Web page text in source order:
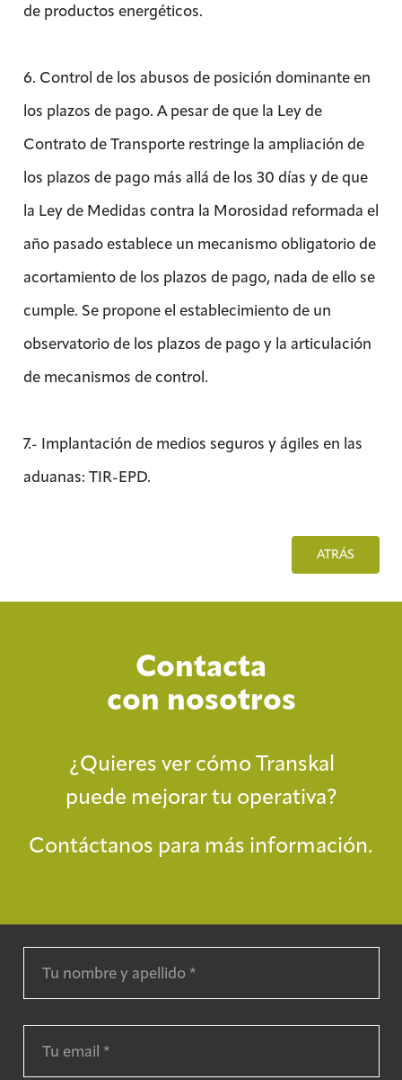
de productos energéticos.
6. Control de los abusos de posición dominante en
los plazos de pago. A pesar de que la Ley de
Contrato de Transporte restringe la ampliación de
los plazos de pago más allá de los 30 días y de que
la Ley de Medidas contra la Morosidad reformada el
año pasado establece un mecanismo obligatorio de
acortamiento de los plazos de pago, nada de ello se
cumple. Se propone el establecimiento de un
observatorio de los plazos de pago y la articulación
de mecanismos de control.
7.- Implantación de medios seguros y ágiles en las
aduanas: TIR-EPD.
ATRÁS
Contacta
con nosotros
¿Quieres ver cómo Transkal
puede mejorar tu operativa?
Contáctanos para más información.